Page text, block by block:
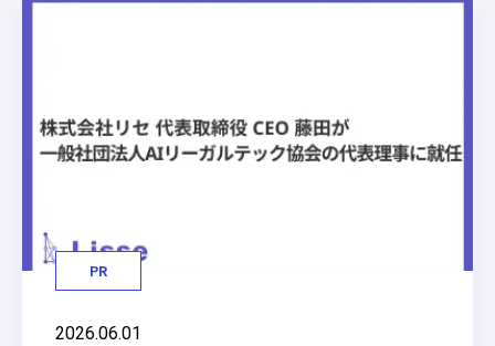
PR
2026.06.01